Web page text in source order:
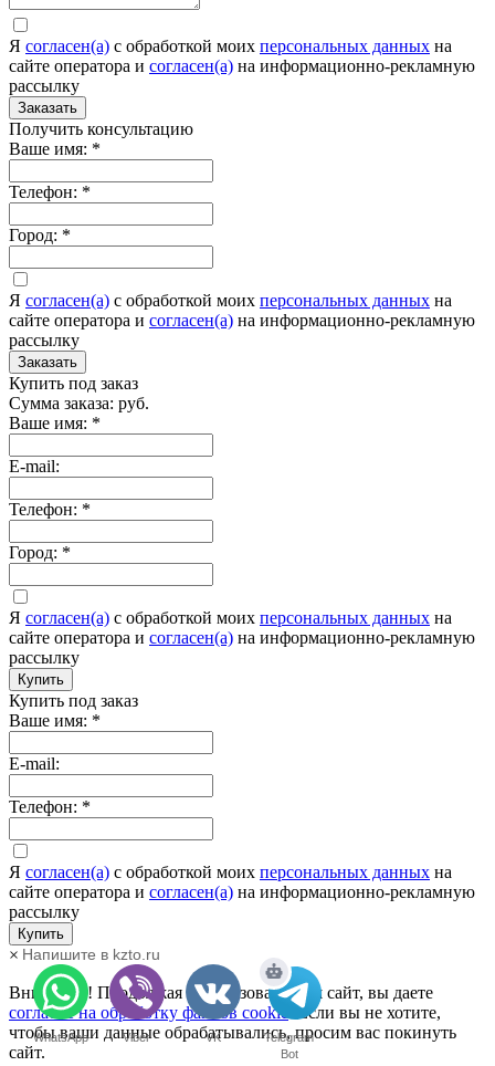
Я согласен(а) c обработкой моих персональных данных на
сайте оператора и согласен(а) на информационно-рекламную
рассылку
Заказать
Получить консультацию
Ваше имя: *
Телефон: *
Город: *
Я согласен(а) c обработкой моих персональных данных на
сайте оператора и согласен(а) на информационно-рекламную
рассылку
Заказать
Купить под заказ
Сумма заказа: руб.
Ваше имя: *
E-mail:
Телефон: *
Город: *
Я согласен(а) c обработкой моих персональных данных на
сайте оператора и согласен(а) на информационно-рекламную
рассылку
Купить
Купить под заказ
Ваше имя: *
E-mail:
Телефон: *
Я согласен(а) c обработкой моих персональных данных на
сайте оператора и согласен(а) на информационно-рекламную
рассылку
Купить
Напишите в kzto.ru
WhatsApp Viber VK
Telegram
Bot
×
Внимание! Продолжая использовать наш сайт, вы даете
согласие на обработку файлов cookie
. Если вы не хотите,
чтобы ваши данные обрабатывались, просим вас покинуть
сайт.